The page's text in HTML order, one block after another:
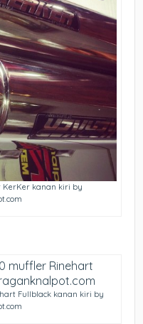
KerKer kanan kiri by
Fullblack kanan kiri by